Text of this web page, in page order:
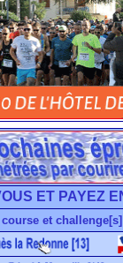
ET PAYEZ
et challenge[s]